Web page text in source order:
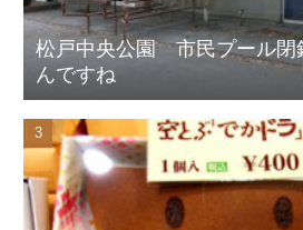
松戸中央公園 市民プール閉
んですね